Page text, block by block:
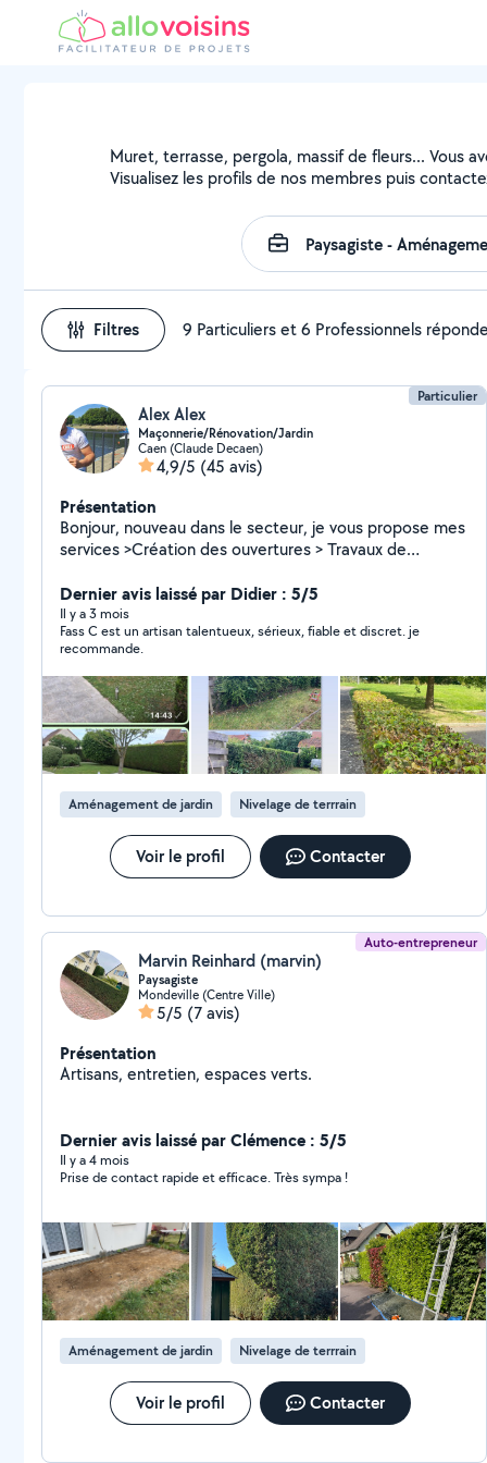
Muret, terrasse, pergola, massif de fleurs... Vous
Visualisez les profils de nos membres puis
Filtres 9 Particuliers et 6 Professionnels
Particulier
Alex Alex
Maçonnerie/Rénovation/Jardin
Caen (Claude Decaen)
4,9/5 (45 avis)
Présentation
Bonjour, nouveau dans le secteur, je vous propose mes
services >Création des ouvertures > Travaux de
des Espaces Verts >Aménagement de Jardin N'hésitez
pas à me contacter afin de pouvoir réaliser vos projets
ensemble .
Dernier avis laissé par Didier : 5/5
Il y a 3 mois
Fass C est un artisan talentueux, sérieux, fiable et discret. je
recommande.
Aménagement de jardin Nivelage de terrrain
Voir le profil Contacter
Auto-entrepreneur
Marvin Reinhard (marvin)
Paysagiste
Mondeville (Centre Ville)
5/5 (7 avis)
Présentation
Artisans, entretien, espaces verts.
Dernier avis laissé par Clémence : 5/5
Il y a 4 mois
Prise de contact rapide et efficace. Très sympa !
Aménagement de jardin Nivelage de terrrain
Voir le profil Contacter